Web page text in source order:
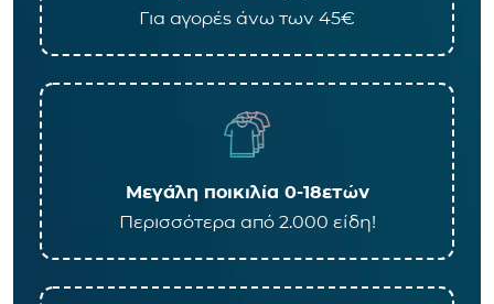
Για αγορές άνω των 45€
Μεγάλη ποικιλία 0-18ετών
Περισσότερα από 2.000 είδη!